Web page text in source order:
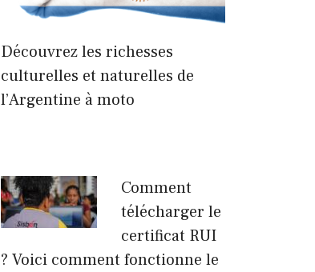
Découvrez les richesses
culturelles et naturelles de
l’Argentine à moto
Comment
télécharger le
certificat RUI
? Voici comment fonctionne le